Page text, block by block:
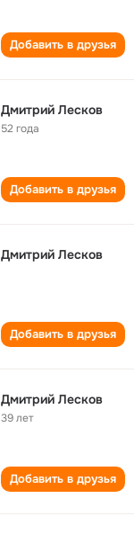
Добавить в друзья
Дмитрий Лесков
52 года
Добавить в друзья
Дмитрий Лесков
Добавить в друзья
Дмитрий Лесков
39 лет
Добавить в друзья